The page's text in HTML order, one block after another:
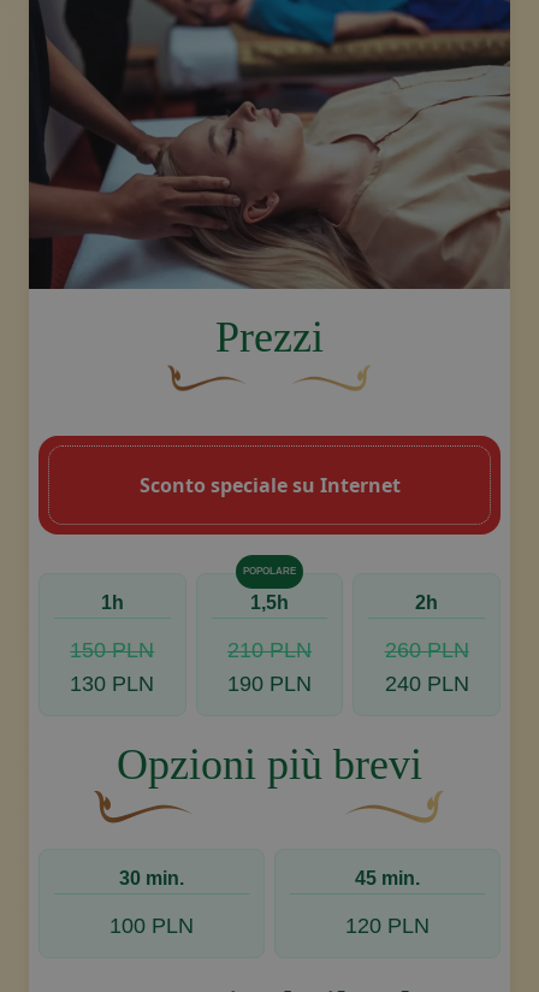
Prezzi
Sconto speciale su Internet
1h
150 PLN
130 PLN
POPOLARE
1,5h
210 PLN
190 PLN
2h
260 PLN
240 PLN
Opzioni più brevi
30 min.
100 PLN
45 min.
120 PLN